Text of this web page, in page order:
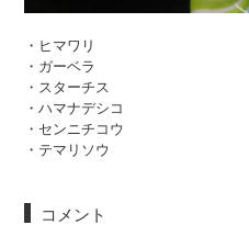
・ヒマワリ
・ガーベラ
・スターチス
・ハマナデシコ
・センニチコウ
・テマリソウ
コメント